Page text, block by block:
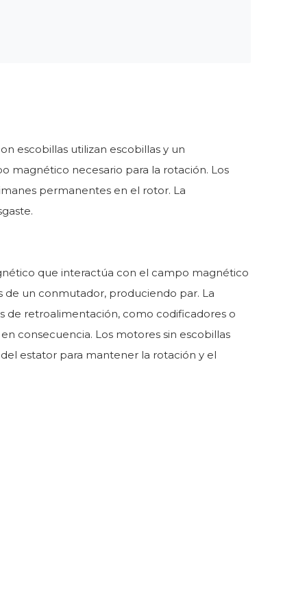
escobillas utilizan escobillas y un
magnético necesario para la rotación. Los
permanentes en el rotor. La
que interactúa con el campo magnético
de un conmutador, produciendo par. La
de retroalimentación, como codificadores o
consecuencia. Los motores sin escobillas
estator para mantener la rotación y el